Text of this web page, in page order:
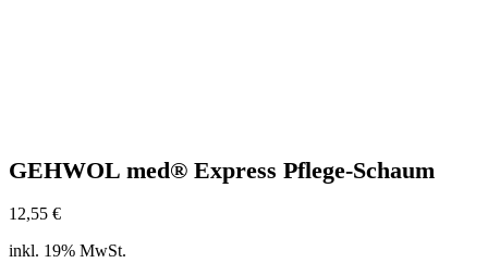
GEHWOL med® Express Pflege-Schaum
12,55 €
inkl. 19% MwSt.